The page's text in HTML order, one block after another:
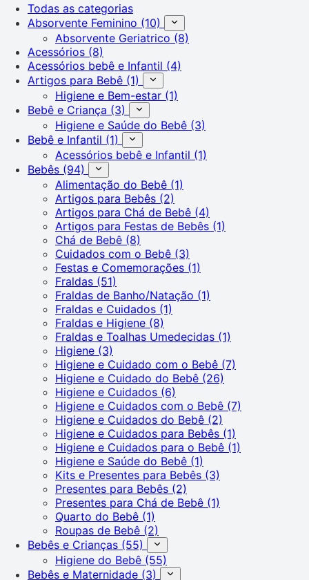
Todas as categorias
Absorvente Feminino (10)
Absorvente Geriatrico (8)
Acessórios (8)
Acessórios bebê e Infantil (4)
Artigos para Bebê (1)
Higiene e Bem-estar (1)
Bebê e Criança (3)
Higiene e Saúde do Bebê (3)
Bebê e Infantil (1)
Acessórios bebê e Infantil (1)
Bebês (94)
Alimentação do Bebê (1)
Artigos para Bebês (2)
Artigos para Chá de Bebê (4)
Artigos para Festas de Bebês (1)
Chá de Bebê (8)
Cuidados com o Bebê (3)
Festas e Comemorações (1)
Fraldas (51)
Fraldas de Banho/Natação (1)
Fraldas e Cuidados (1)
Fraldas e Higiene (8)
Fraldas e Toalhas Umedecidas (1)
Higiene (3)
Higiene e Cuidado com o Bebê (7)
Higiene e Cuidado do Bebê (26)
Higiene e Cuidados (6)
Higiene e Cuidados com o Bebê (7)
Higiene e Cuidados do Bebê (2)
Higiene e Cuidados para Bebês (1)
Higiene e Cuidados para o Bebê (1)
Higiene e Saúde do Bebê (1)
Kits e Presentes para Bebês (3)
Presentes para Bebês (2)
Presentes para Chá de Bebê (1)
Quarto do Bebê (1)
Roupas de Bebê (2)
Bebês e Crianças (55)
Higiene do Bebê (55)
Bebês e Maternidade (3)